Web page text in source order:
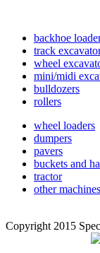
backhoe
track
wheel
mini/midi
bulldozers
rollers
wheel loaders
dumpers
pavers
buckets and
tractor
other machines
Copyright 2015